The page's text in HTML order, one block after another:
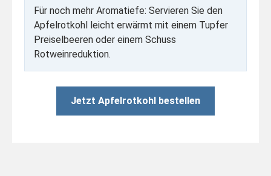
Für noch mehr Aromatiefe: Servieren Sie den
Apfelrotkohl leicht erwärmt mit einem Tupfer
Preiselbeeren oder einem Schuss
Rotweinreduktion.
Jetzt Apfelrotkohl bestellen